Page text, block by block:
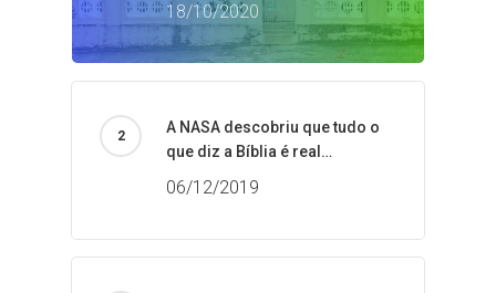
18/10/2020
A NASA descobriu que tudo o
que diz a Bíblia é real…
06/12/2019